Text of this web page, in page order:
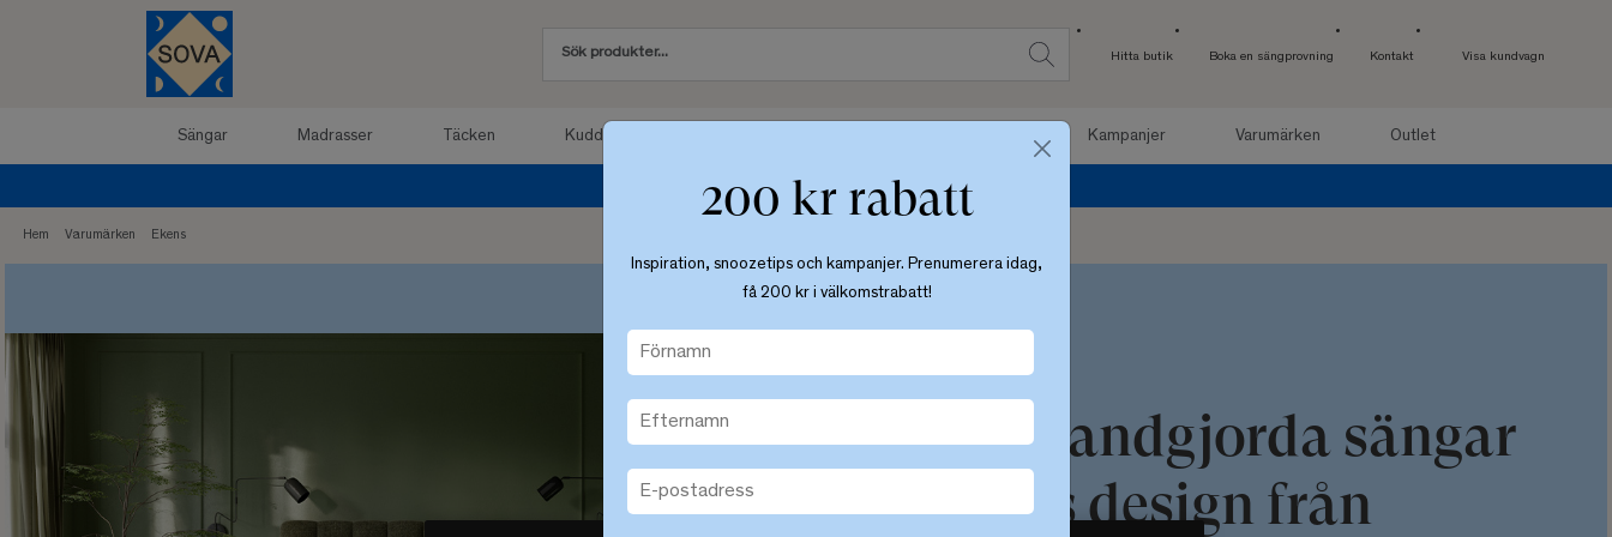
Hitta butik Boka en sängprovning Kontakt Visa kundvagn
Sängar Madrasser Täcken Kuddar Kampanjer Varumärken Outlet
Sommarrea upp till 50%
Hem Varumärken Ekens
Ekens - Handgjorda sängar
och tidlös design från
200 kr rabatt
Inspiration, snoozetips och kampanjer. Prenumerera idag,
få 200 kr i välkomstrabatt!